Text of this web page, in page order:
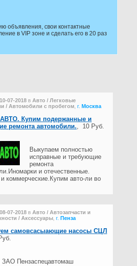
объявления, свои контактные
в VIP зоне и сделать его в 20 раз
10-07-2018 в Авто / Легковые
/ Автомобили с пробегом г. Москва
Купим подержанные и
ремонта автомобили.
10 Руб.
Выкупаем полностью
исправные и требующие
ремонта
и отечественные.
коммерческие.Купим авто-ли во
08-07-2018 в Авто / Автозапчасти и
/ Аксессуары г. Пенза
самовсасыающие насосы СЦЛ
ЗАО Пензаспецавтомаш